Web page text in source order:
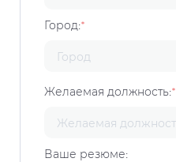
Город:*
Желаемая должность:*
Ваше резюме: